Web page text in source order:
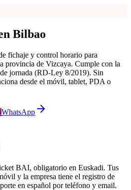
Bilbao
fichaje y control horario para
provincia de Vizcaya. Cumple con la
jornada (RD-Ley 8/2019). Sin
desde el móvil, tablet, PDA o
WhatsApp
BAI, obligatorio en Euskadi. Tus
y la empresa tiene el registro de
en español por teléfono y email.